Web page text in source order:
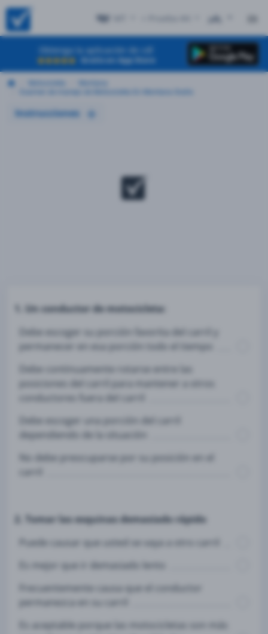
Obtenga la aplicación de cdl
Gratis en App Store
Instrucciones
1. Un conductor de motocicleta:
Debe escoger su porción favorita del carril y
permanecer en esa porción todo el tiempo
Debe continuamente rotarse entre las
posiciones del carril para mantener a otros
conductores fuera del carril
Debe escoger una porción del carril
dependiendo de la situación
No debe preocuparse por su posición en el
carril
2. Tomar las esquinas demasiado rápido
Puede causar que usted se vaya a otro carril
Es mejor que ir demasiado lento
Frecuentemente causa que el conductor
permanezca en su carril
Es aceptable porque las motocicletas son más